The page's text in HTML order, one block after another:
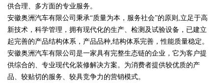
供合理、多方面的专业服务。
安徽奥洲汽车有限公司秉承“质量为本，服务社会”的原则,立足于高
新技术，科学管理，拥有现代化的生产、检测及试验设备，已建立
起完善的产品结构体系，产品品种,结构体系完善，性能质量稳定。
安徽奥洲汽车有限公司是一家具有完整生态链的企业，它为客户提
供综合的、专业现代化装修解决方案。为消费者提供较优质的产
品、较贴切的服务、较具竞争力的营销模式。